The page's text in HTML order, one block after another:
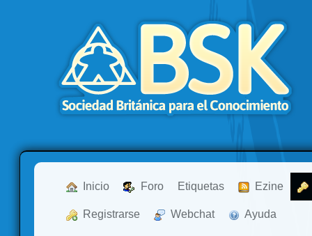
Inicio Foro Etiquetas Ezine
Registrarse Webchat Ayuda